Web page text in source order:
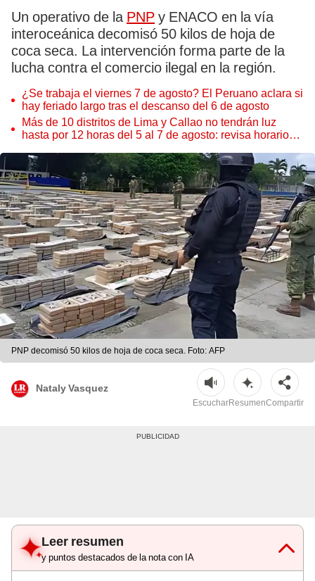
Un operativo de la PNP y ENACO en la vía
interoceánica decomisó 50 kilos de hoja de
coca seca. La intervención forma parte de la
lucha contra el comercio ilegal en la región.
¿Se trabaja el viernes 7 de agosto? El Peruano aclara si
hay feriado largo tras el descanso del 6 de agosto
Más de 10 distritos de Lima y Callao no tendrán luz
hasta por 12 horas del 5 al 7 de agosto: revisa horarios y
PNP decomisó 50 kilos de hoja de coca seca. Foto: AFP
Nataly Vasquez
EscucharResumenCompartir
Leer resumen
y puntos destacados de la nota con IA